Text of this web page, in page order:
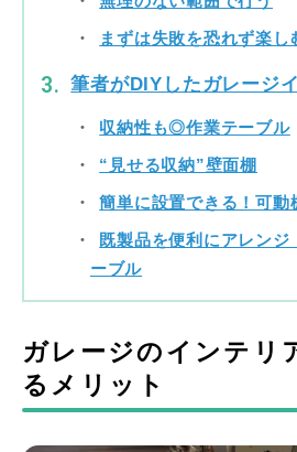
まずは失敗を恐れず楽し
筆者がDIYしたガレージ
収納性も◎作業テーブル
“見せる収納”壁面棚
簡単に設置できる！可動
既製品を便利にアレンジ
ーブル
ガレージのインテリ
るメリット